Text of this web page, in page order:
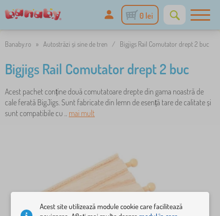
0 lei
Banaby.ro » Autostrăzi și sine de tren / Bigjigs Rail Comutator drept 2 buc
Bigjigs Rail Comutator drept 2 buc
Acest pachet conține două comutatoare drepte din gama noastră de
cale ferată BigJigs. Sunt fabricate din lemn de esență tare de calitate și
sunt compatibile cu .. mai mult
Acest site utilizează module cookie care facilitează